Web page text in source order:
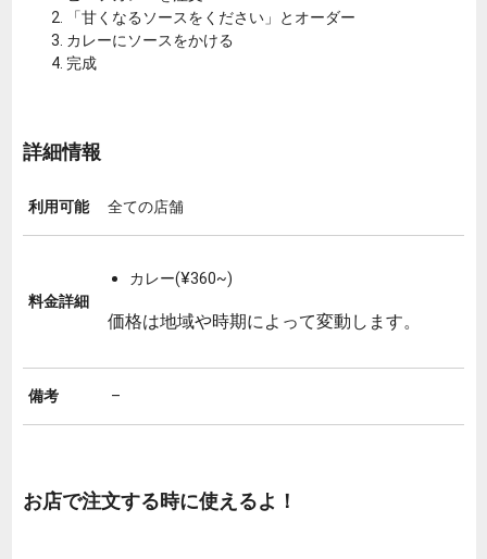
「甘くなるソースをください」とオーダー
カレーにソースをかける
完成
詳細情報
利用可能 全ての店舗
料金詳細
カレー(¥360~)
価格は地域や時期によって変動します。
備考 –
お店で注文する時に使えるよ！